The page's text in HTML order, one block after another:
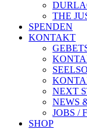
THE
SPENDEN
KONTAKT
NEXT
NEWS
JOBS /
SHOP